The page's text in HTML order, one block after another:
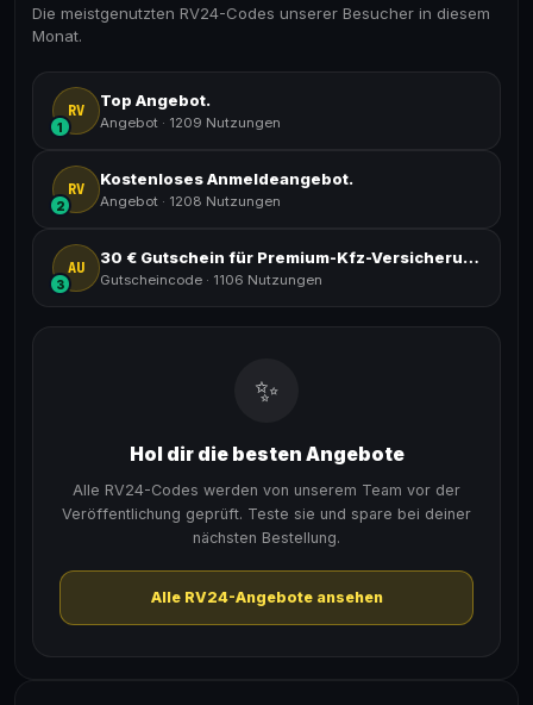
Die meistgenutzten RV24-Codes unserer Besucher in diesem
Monat.
RV
1
Top Angebot.
Angebot · 1209 Nutzungen
RV
2
Kostenloses Anmeldeangebot.
Angebot · 1208 Nutzungen
AU
3
30 € Gutschein für Premium-Kfz-Versicherung.
Gutscheincode · 1106 Nutzungen
✨
Hol dir die besten Angebote
Alle RV24-Codes werden von unserem Team vor der
Veröffentlichung geprüft. Teste sie und spare bei deiner
nächsten Bestellung.
Alle RV24-Angebote ansehen